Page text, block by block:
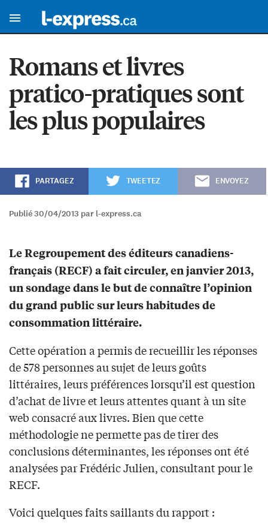
Romans et livres
pratico-pratiques sont
les plus populaires
PARTAGEZ TWEETEZ ENVOYEZ
Publié 30/04/2013 par l-express.ca
Le Regroupement des éditeurs canadiens-
français (RECF) a fait circuler, en janvier 2013,
un sondage dans le but de connaître l’opinion
du grand public sur leurs habitudes de
consommation littéraire.
Cette opération a permis de recueillir les réponses
de 578 personnes au sujet de leurs goûts
littéraires, leurs préférences lorsqu’il est question
d’achat de livre et leurs attentes quant à un site
web consacré aux livres. Bien que cette
méthodologie ne permette pas de tirer des
conclusions déterminantes, les réponses ont été
analysées par Frédéric Julien, consultant pour le
RECF.
Voici quelques faits saillants du rapport :